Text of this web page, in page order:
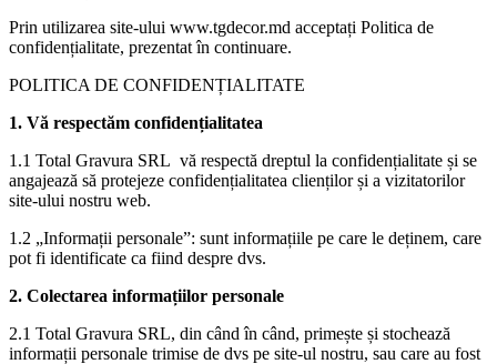
Prin utilizarea site-ului www.tgdecor.md acceptați Politica de
confidențialitate, prezentat în continuare.
POLITICA DE CONFIDENȚIALITATE
1. Vă respectăm confidențialitatea
1.1 Total Gravura SRL vă respectă dreptul la confidențialitate și se
angajează să protejeze confidențialitatea clienților și a vizitatorilor
site-ului nostru web.
1.2 „Informații personale”: sunt informațiile pe care le deținem, care
pot fi identificate ca fiind despre dvs.
2. Colectarea informațiilor personale
2.1 Total Gravura SRL, din când în când, primește și stochează
informații personale trimise de dvs pe site-ul nostru, sau care au fost